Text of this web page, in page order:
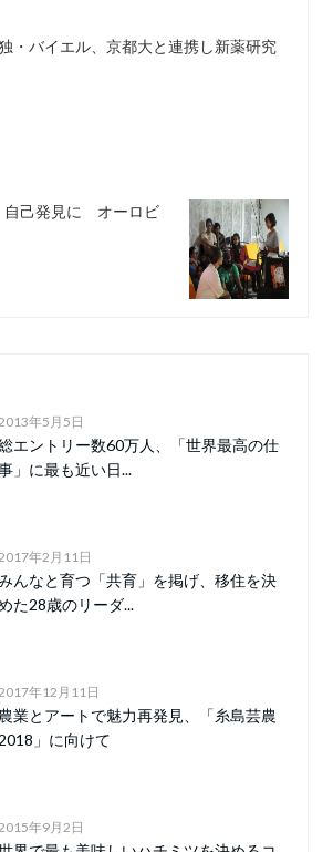
・バイエル、京都大と連携し新薬研究
自己発見に オーロビ
年5月5日
エントリー数60万人、「世界最高の仕
」に最も近い日...
年2月11日
んなと育つ「共育」を掲げ、移住を決
た28歳のリーダ...
年12月11日
農業とアートで魅力再発見、「糸島芸農
」に向けて
年9月2日